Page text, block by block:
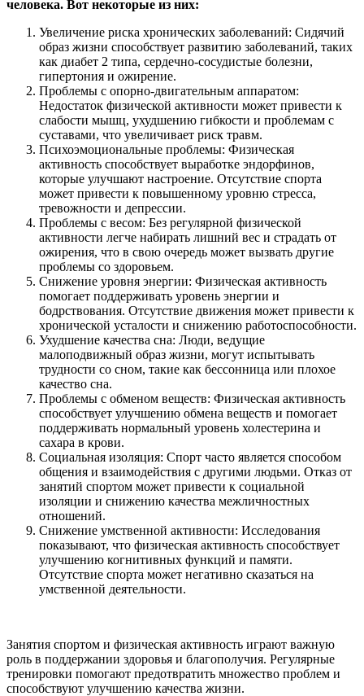
человека. Вот некоторые из них:
Увеличение риска хронических заболеваний: Сидячий
образ жизни способствует развитию заболеваний, таких
как диабет 2 типа, сердечно-сосудистые болезни,
гипертония и ожирение.
Проблемы с опорно-двигательным аппаратом:
Недостаток физической активности может привести к
слабости мышц, ухудшению гибкости и проблемам с
суставами, что увеличивает риск травм.
Психоэмоциональные проблемы: Физическая
активность способствует выработке эндорфинов,
которые улучшают настроение. Отсутствие спорта
может привести к повышенному уровню стресса,
тревожности и депрессии.
Проблемы с весом: Без регулярной физической
активности легче набирать лишний вес и страдать от
ожирения, что в свою очередь может вызвать другие
проблемы со здоровьем.
Снижение уровня энергии: Физическая активность
помогает поддерживать уровень энергии и
бодрствования. Отсутствие движения может привести к
хронической усталости и снижению работоспособности.
Ухудшение качества сна: Люди, ведущие
малоподвижный образ жизни, могут испытывать
трудности со сном, такие как бессонница или плохое
качество сна.
Проблемы с обменом веществ: Физическая активность
способствует улучшению обмена веществ и помогает
поддерживать нормальный уровень холестерина и
сахара в крови.
Социальная изоляция: Спорт часто является способом
общения и взаимодействия с другими людьми. Отказ от
занятий спортом может привести к социальной
изоляции и снижению качества межличностных
отношений.
Снижение умственной активности: Исследования
показывают, что физическая активность способствует
улучшению когнитивных функций и памяти.
Отсутствие спорта может негативно сказаться на
умственной деятельности.
Занятия спортом и физическая активность играют важную
роль в поддержании здоровья и благополучия. Регулярные
тренировки помогают предотвратить множество проблем и
способствуют улучшению качества жизни.